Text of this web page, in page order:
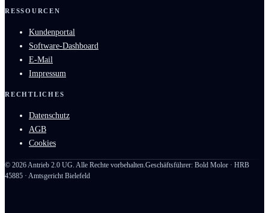
RESSOURCEN
Kundenportal
Software-Dashboard
E-Mail
Impressum
RECHTLICHES
Datenschutz
AGB
Cookies
© 2026Antrieb 2.0 UG. Alle Rechte vorbehalten.Geschäftsführer: Bold Molor · HRB
45885 · Amtsgericht Bielefeld